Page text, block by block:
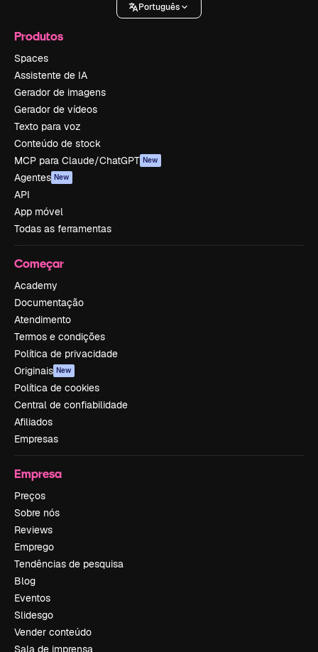
Português
Produtos
Spaces
Assistente de IA
Gerador de imagens
Gerador de vídeos
Texto para voz
Conteúdo de stock
MCP para Claude/ChatGPT New
Agentes New
API
App móvel
Todas as ferramentas
Começar
Academy
Documentação
Atendimento
Termos e condições
Política de privacidade
Originais New
Política de cookies
Central de confiabilidade
Afiliados
Empresas
Empresa
Preços
Sobre nós
Reviews
Emprego
Tendências de pesquisa
Blog
Eventos
Slidesgo
Vender conteúdo
Sala de imprensa